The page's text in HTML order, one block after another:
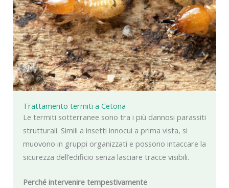
Trattamento termiti a Cetona
Le termiti sotterranee sono tra i più dannosi parassiti
strutturali. Simili a insetti innocui a prima vista, si
muovono in gruppi organizzati e possono intaccare la
sicurezza dell’edificio senza lasciare tracce visibili.
Perché intervenire tempestivamente